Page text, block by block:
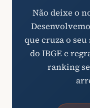
Não deixe o
que cruza o
do IBGE e
ranking